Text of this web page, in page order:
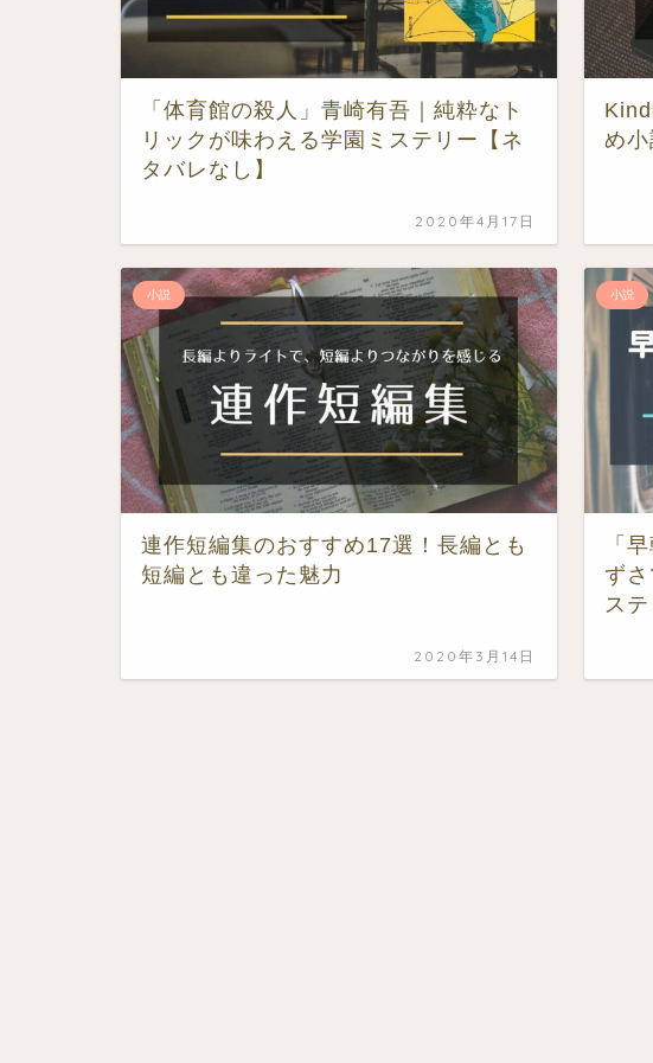
「体育館の殺人」青崎有吾｜純粋なト
リックが味わえる学園ミステリー【ネ
タバレなし】
2020年4月17日
め
小説
連作短編集のおすすめ17選！長編とも
短編とも違った魅力
2020年3月14日
小説
「
ず
ス